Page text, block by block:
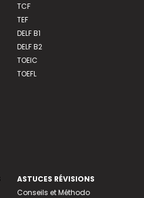
TCF
TEF
DELF B1
DELF B2
TOEIC
TOEFL
ASTUCES RÉVISIONS
Conseils et Méthodo